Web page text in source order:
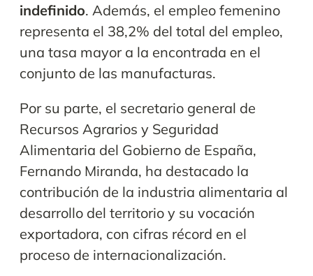
indefinido. Además, el empleo femenino
representa el 38,2% del total del empleo,
una tasa mayor a la encontrada en el
conjunto de las manufacturas.
Por su parte, el secretario general de
Recursos Agrarios y Seguridad
Alimentaria del Gobierno de España,
Fernando Miranda, ha destacado la
contribución de la industria alimentaria al
desarrollo del territorio y su vocación
exportadora, con cifras récord en el
proceso de internacionalización.